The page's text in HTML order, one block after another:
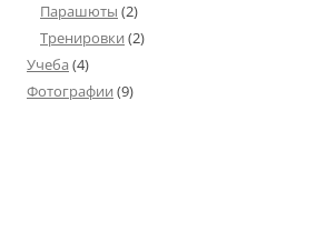
Парашюты (2)
Тренировки (2)
Учеба (4)
Фотографии (9)